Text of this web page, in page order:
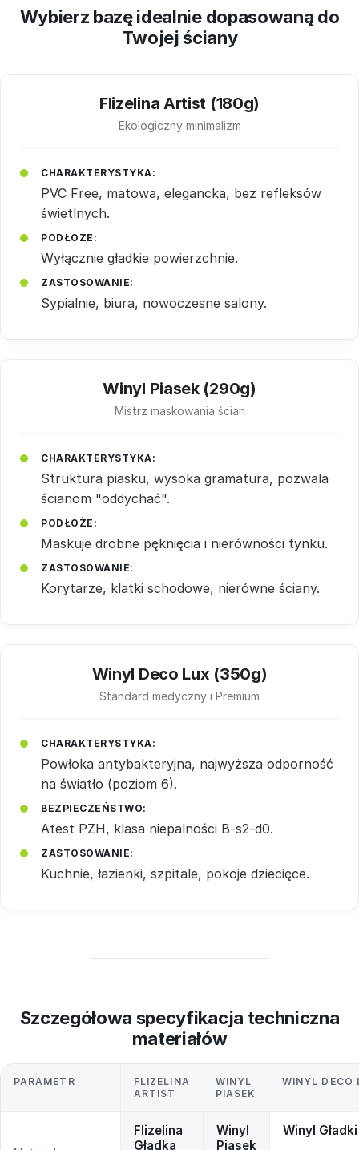
Wybierz bazę idealnie dopasowaną do
Twojej ściany
Flizelina Artist (180g)
Ekologiczny minimalizm
CHARAKTERYSTYKA:
PVC Free, matowa, elegancka, bez refleksów
świetlnych.
PODŁOŻE:
Wyłącznie gładkie powierzchnie.
ZASTOSOWANIE:
Sypialnie, biura, nowoczesne salony.
Winyl Piasek (290g)
Mistrz maskowania ścian
CHARAKTERYSTYKA:
Struktura piasku, wysoka gramatura, pozwala
ścianom "oddychać".
PODŁOŻE:
Maskuje drobne pęknięcia i nierówności tynku.
ZASTOSOWANIE:
Korytarze, klatki schodowe, nierówne ściany.
Winyl Deco Lux (350g)
Standard medyczny i Premium
CHARAKTERYSTYKA:
Powłoka antybakteryjna, najwyższa odporność
na światło (poziom 6).
BEZPIECZEŃSTWO:
Atest PZH, klasa niepalności B-s2-d0.
ZASTOSOWANIE:
Kuchnie, łazienki, szpitale, pokoje dziecięce.
Szczegółowa specyfikacja techniczna
materiałów
PARAMETR
FLIZELINA
ARTIST
WINYL
PIASEK
WINYL DECO
Flizelina
Gładka
Winyl
Piasek
Winyl Gładki